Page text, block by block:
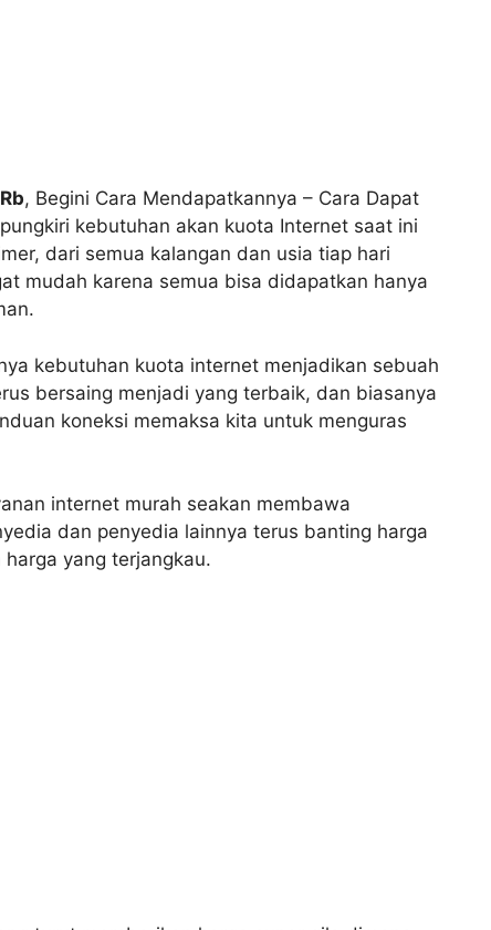
, Begini Cara Mendapatkannya – Cara Dapat
kebutuhan akan kuota Internet saat ini
dari semua kalangan dan usia tiap hari
mudah karena semua bisa didapatkan hanya
kebutuhan kuota internet menjadikan sebuah
bersaing menjadi yang terbaik, dan biasanya
koneksi memaksa kita untuk menguras
internet murah seakan membawa
dan penyedia lainnya terus banting harga
yang terjangkau.